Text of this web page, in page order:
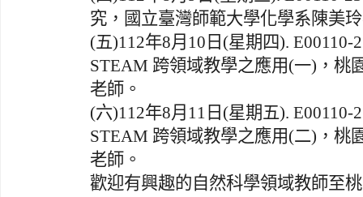
究，國立臺灣師範大學化學系陳美
(五)112年8月10日(星期四). E00110-
STEAM 跨領域教學之應用(一)，桃
老師。
(六)112年8月11日(星期五). E00110-
STEAM 跨領域教學之應用(二)，桃
老師。
歡迎有興趣的自然科學領域教師至